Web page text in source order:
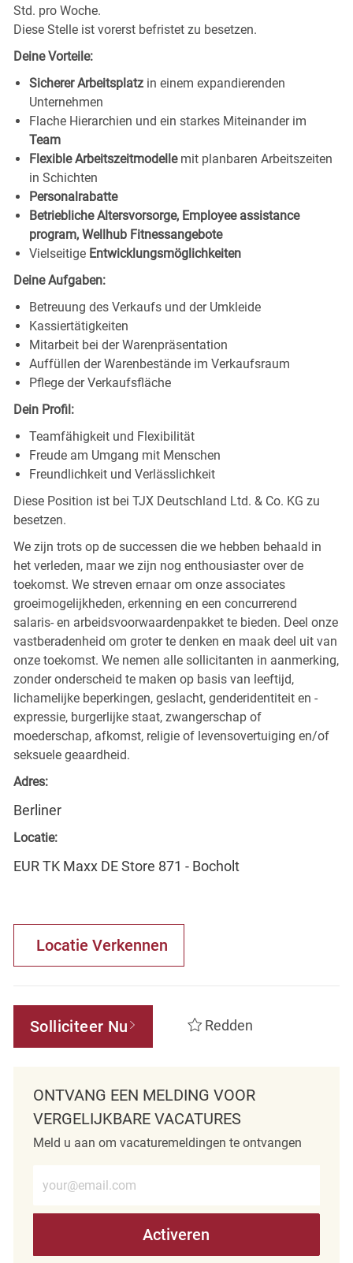
Std. pro Woche.
Diese Stelle ist vorerst befristet zu besetzen.
Deine Vorteile:
Sicherer Arbeitsplatz in einem expandierenden
Unternehmen
Flache Hierarchien und ein starkes Miteinander im
Team
Flexible Arbeitszeitmodelle mit planbaren Arbeitszeiten
in Schichten
Personalrabatte
Betriebliche Altersvorsorge, Employee assistance
program, Wellhub Fitnessangebote
Vielseitige Entwicklungsmöglichkeiten
Deine Aufgaben:
Betreuung des Verkaufs und der Umkleide
Kassiertätigkeiten
Mitarbeit bei der Warenpräsentation
Auffüllen der Warenbestände im Verkaufsraum
Pflege der Verkaufsfläche
Dein Profil:
Teamfähigkeit und Flexibilität
Freude am Umgang mit Menschen
Freundlichkeit und Verlässlichkeit
Diese Position ist bei TJX Deutschland Ltd. & Co. KG zu
besetzen.
We zijn trots op de successen die we hebben behaald in
het verleden, maar we zijn nog enthousiaster over de
toekomst. We streven ernaar om onze associates
groeimogelijkheden, erkenning en een concurrerend
salaris- en arbeidsvoorwaardenpakket te bieden. Deel onze
vastberadenheid om groter te denken en maak deel uit van
onze toekomst. We nemen alle sollicitanten in aanmerking,
zonder onderscheid te maken op basis van leeftijd,
lichamelijke beperkingen, geslacht, genderidentiteit en -
expressie, burgerlijke staat, zwangerschap of
moederschap, afkomst, religie of levensovertuiging en/of
seksuele geaardheid.
Adres:
Berliner
Locatie:
EUR TK Maxx DE Store 871 - Bocholt
Locatie Verkennen
Solliciteer Nu Redden
ONTVANG EEN MELDING VOOR
VERGELIJKBARE VACATURES
Meld u aan om vacaturemeldingen te ontvangen
Activeren